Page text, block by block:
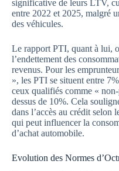
significative de leurs LTV,
entre 2022 et 2025, malgré
des véhicules.
Le rapport PTI, quant à lui,
l’endettement des
revenus. Pour les
», les PTI se situent entre
ceux qualifiés comme «
dessus de 10%. Cela
dans l’accès au crédit selon
qui peut influencer la
d’achat automobile.
Evolution des Normes